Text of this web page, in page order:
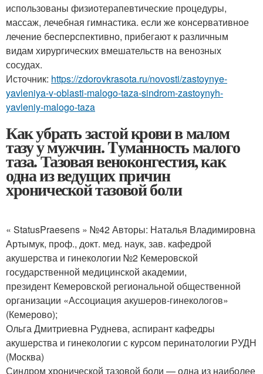
использованы физиотерапевтические процедуры,
массаж, лечебная гимнастика. если же консервативное
лечение бесперспективно, прибегают к различным
видам хирургических вмешательств на венозных
сосудах.
Источник: https://zdorovkrasota.ru/novosti/zastoynye-
yavleniya-v-oblasti-malogo-taza-sindrom-zastoynyh-
yavleniy-malogo-taza
Как убрать застой крови в малом
тазу у мужчин. Tуманность малого
таза. Тазовая веноконгестия, как
одна из ведущих причин
хронической тазовой боли
« StatusPraesens » №42 Авторы: Наталья Владимировна
Артымук, проф., докт. мед. наук, зав. кафедрой
акушерства и гинекологии №2 Кемеровской
государственной медицинской академии,
президент Кемеровской региональной общественной
организации «Ассоциация акушеров-гинекологов»
(Кемерово);
Ольга Дмитриевна Руднева, аспирант кафедры
акушерства и гинекологии с курсом перинатологии РУДН
(Москва)
Синдром хронической тазовой боли — одна из наиболее